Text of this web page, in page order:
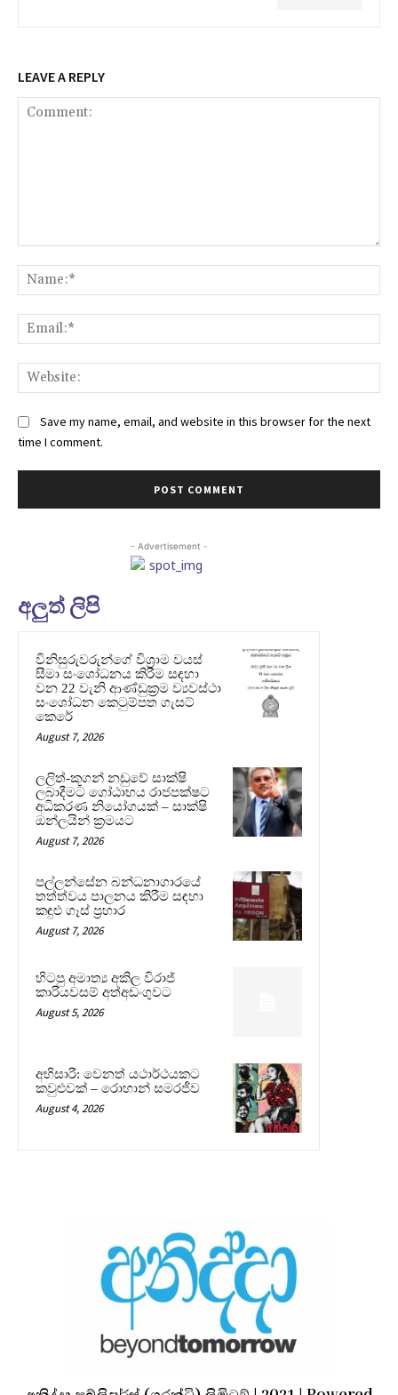
LEAVE A REPLY
Save my name, email, and website in this browser for the next
time I comment.
- Advertisement -
අලුත් ලිපි
විනිසුරුවරුන්ගේ විශ්‍රාම වයස්
සීමා සංශෝධනය කිරීම සඳහා
වන 22 වැනි ආණ්ඩුක්‍රම ව්‍යවස්ථා
සංශෝධන කෙටුම්පත ගැසට්
කෙරේ
August 7, 2026
ලලිත්-කූගන් නඩුවේ සාක්ෂි
ලබාදීමට ගෝඨාභය රාජපක්ෂට
අධිකරණ නියෝගයක් – සාක්ෂි
ඔන්ලයින් ක්‍රමයට
August 7, 2026
පල්ලන්සේන බන්ධනාගාරයේ
තත්ත්වය පාලනය කිරීම සඳහා
කඳුළු ගෑස් ප්‍රහාර
August 7, 2026
හිටපු අමාත්‍ය අකිල විරාජ්
කාරියවසම් අත්අඩංගුවට
August 5, 2026
අභිසාරී: වෙනත් යථාර්ථයකට
කවුළුවක් – රොහාන් සමරජීව
August 4, 2026